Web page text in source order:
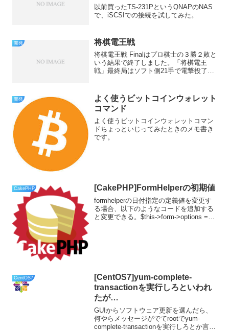
以前買ったTS-231PというQNAPのNAS
で、iSCSIでの接続を試してみた。
開発 将棋電王戦
将棋電王戦 Finalはプロ棋士の３勝２敗と
いう結果で終了しました。「将棋電王
戦」最終局はソフト側21手で電撃投了、3
が今後どうなるのか？」という命題に対
する問題提起...
開発
よく使うビットコインウォレット
コマンド
よく使うビットコインウォレットコマン
ドちょっといじってみたときのメモ書き
です。
CakePHP [CakePHP]FormHelperの初期値
formhelperの日付指定の定義値を変更す
る場合、以下のようなコードを追加する
と変更できる。$this->form->options =
CentOS7
[CentOS7]yum-complete-
transactionを実行しろといわれ
たが…
GUIからソフトウェア更新を選んだら、
何やらメッセージがでてrootでyum-
complete-transactionを実行しろとか言わ